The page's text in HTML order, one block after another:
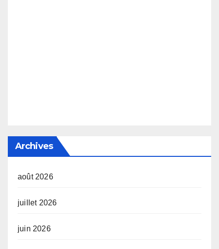
Archives
août 2026
juillet 2026
juin 2026